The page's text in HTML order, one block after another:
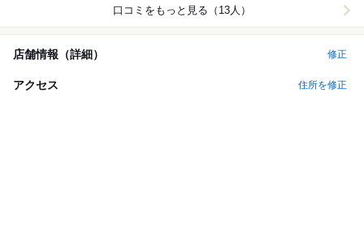
口コミをもっと見る（13人）
店舗情報（詳細） 修正
アクセス 住所を修正